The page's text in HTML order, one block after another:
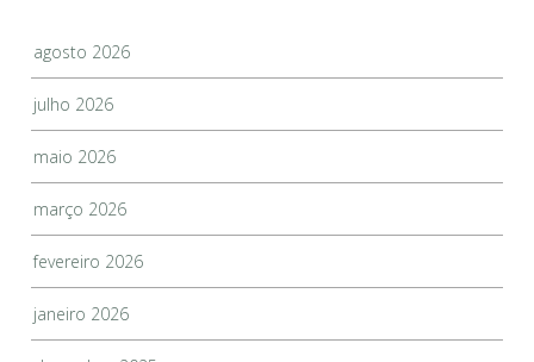
agosto 2026
julho 2026
maio 2026
março 2026
fevereiro 2026
janeiro 2026